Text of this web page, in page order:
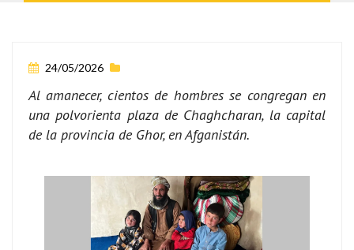
24/05/2026
Al amanecer, cientos de hombres se congregan en
una polvorienta plaza de Chaghcharan, la capital
de la provincia de Ghor, en Afganistán.